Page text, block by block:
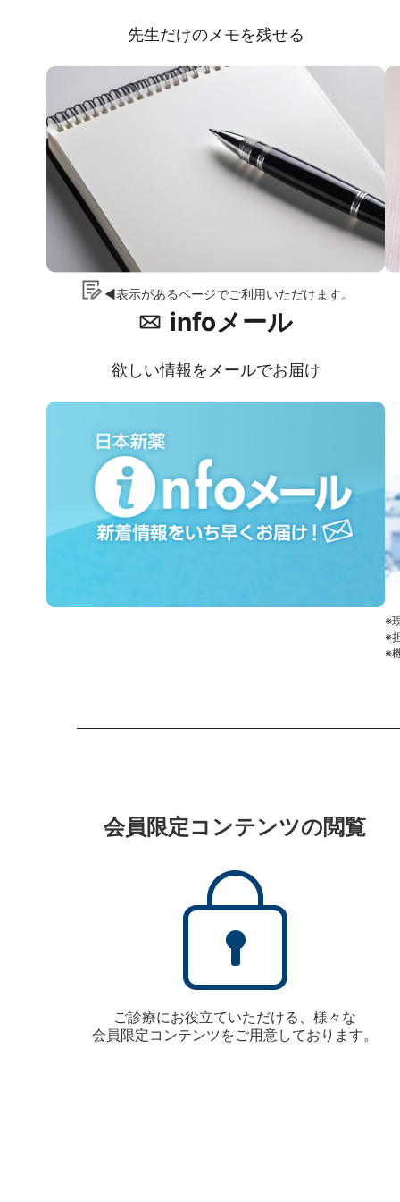
先生だけのメモを残せる
◀表示があるページでご利用いただけます。
infoメール
欲しい情報をメールでお届け
※
※
※
会員限定コンテンツの閲覧
ご診療にお役立ていただける、様々な
会員限定コンテンツをご用意しております。